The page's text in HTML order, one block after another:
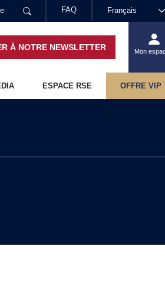
Français
FAQ
À NOTRE NEWSLETTER Mon
ESPACE RSE OFFRE VIP